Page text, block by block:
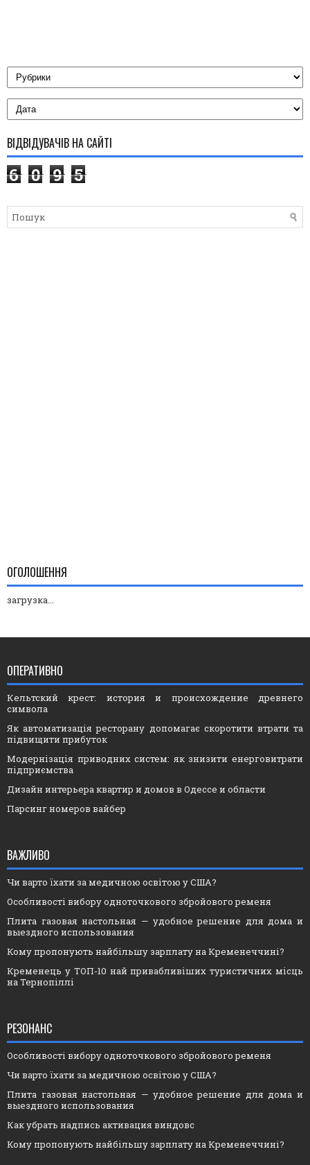
ВІДВІДУВАЧІВ НА САЙТІ
6 0 9 5
ОГОЛОШЕННЯ
загрузка...
ОПЕРАТИВНО
Кельтский крест: история и происхождение древнего
символа
Як автоматизація ресторану допомагає скоротити втрати та
підвищити прибуток
Модернізація приводних систем: як знизити енерговитрати
підприємства
Дизайн интерьера квартир и домов в Одессе и области
Парсинг номеров вайбер
ВАЖЛИВО
Чи варто їхати за медичною освітою у США?
Особливості вибору одноточкового збройового ременя
Плита газовая настольная — удобное решение для дома и
выездного использования
Кому пропонують найбільшу зарплату на Кременеччині?
Кременець у ТОП-10 най привабливіших туристичних місць
на Тернопіллі
РЕЗОНАНС
Особливості вибору одноточкового збройового ременя
Чи варто їхати за медичною освітою у США?
Плита газовая настольная — удобное решение для дома и
выездного использования
Как убрать надпись активация виндовс
Кому пропонують найбільшу зарплату на Кременеччині?